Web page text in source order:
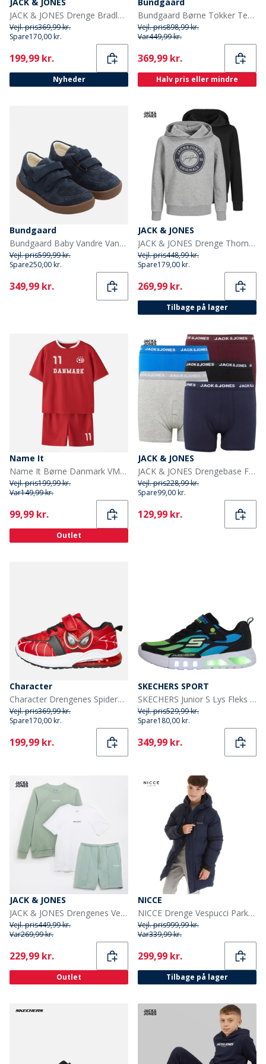
JACK & JONES Drenge Bradley Let Dunjakke Sort
Vejl. pris369,99 kr.
Spare170,00 kr.
Current
199,99 kr.
Nyheder
Bundgaard Børne Tokker Tex Støvler Flaske Grøn
Vejl. pris898,99 kr.
Var449,99 kr.
Current
369,99 kr.
Halv pris eller mindre
Bundgaard
Bundgaard Baby Vandre Vandtætte Sko Navy
Vejl. pris599,99 kr.
Spare250,00 kr.
Current
349,99 kr.
JACK & JONES
JACK & JONES Drenge Thomas To-Pak Hoodies Lysegrå Melange/Sort
Vejl. pris448,99 kr.
Spare179,00 kr.
Current
269,99 kr.
Tilbage på lager
Name It
Name It Børne Danmark VM Fodbold Sæt True Red Denmark
Vejl. pris199,99 kr.
Var149,99 kr.
Current
99,99 kr.
Outlet
JACK & JONES
JACK & JONES Drengebase Fem-pak Underbukser Multi
Vejl. pris228,99 kr.
Spare99,00 kr.
Current
129,99 kr.
Character
Character Drengenes Spiderman Øjne Lys Op Træningssko Røde
Vejl. pris369,99 kr.
Spare170,00 kr.
Current
199,99 kr.
SKECHERS SPORT
SKECHERS Junior S Lys Fleks Glød - Dezlo Træningssko Blå/Sort/Lime
Vejl. pris529,99 kr.
Spare180,00 kr.
Current
349,99 kr.
JACK & JONES
JACK & JONES Drengenes Vesterbr Sweatshirt T-shirt Og Shorts Co-Ord Sæt Isgrøn
Vejl. pris449,99 kr.
Var269,99 kr.
Current
229,99 kr.
Outlet
NICCE
NICCE Drenge Vespucci Parka Blå
Vejl. pris999,99 kr.
Var339,99 kr.
Current
299,99 kr.
Tilbage på lager